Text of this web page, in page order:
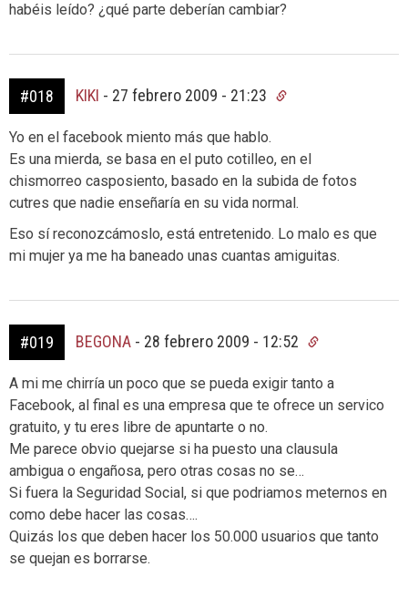
habéis leído? ¿qué parte deberían cambiar?
#018 KIKI - 27 febrero 2009 - 21:23
Yo en el facebook miento más que hablo.
Es una mierda, se basa en el puto cotilleo, en el
chismorreo casposiento, basado en la subida de fotos
cutres que nadie enseñaría en su vida normal.
Eso sí reconozcámoslo, está entretenido. Lo malo es que
mi mujer ya me ha baneado unas cuantas amiguitas.
#019 BEGONA - 28 febrero 2009 - 12:52
A mi me chirría un poco que se pueda exigir tanto a
Facebook, al final es una empresa que te ofrece un servico
gratuito, y tu eres libre de apuntarte o no.
Me parece obvio quejarse si ha puesto una clausula
ambigua o engañosa, pero otras cosas no se…
Si fuera la Seguridad Social, si que podriamos meternos en
como debe hacer las cosas….
Quizás los que deben hacer los 50.000 usuarios que tanto
se quejan es borrarse.